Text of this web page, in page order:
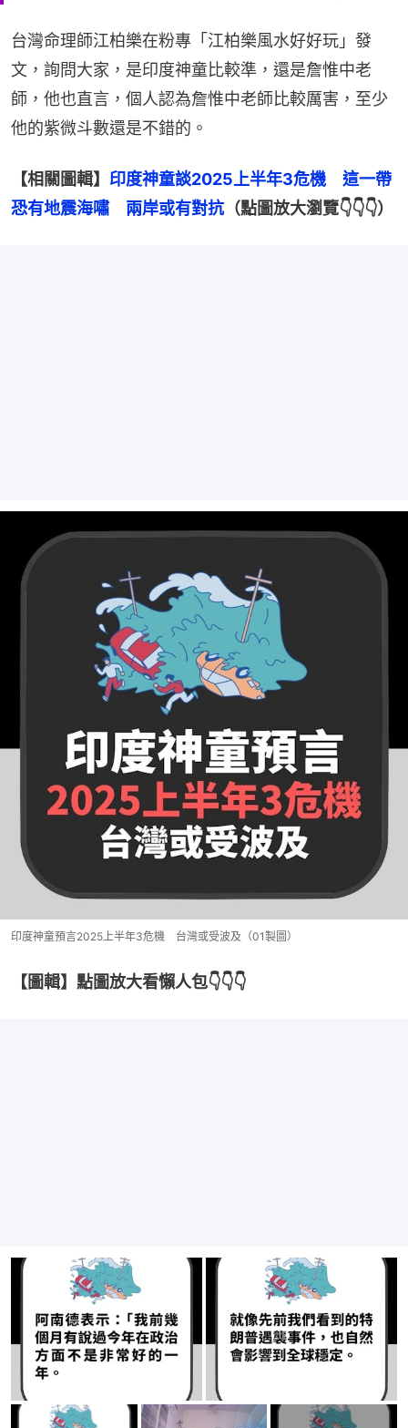
台灣命理師江柏樂在粉專「江柏樂風水好好玩」發
文，詢問大家，是印度神童比較準，還是詹惟中老
師，他也直言，個人認為詹惟中老師比較厲害，至少
他的紫微斗數還是不錯的。
【相關圖輯】 印度神童談2025上半年3危機　這一帶
恐有地震海嘯　兩岸或有對抗（點圖放大瀏覽👇👇👇）
印度神童預言2025上半年3危機 台灣或受波及（01製圖）
【圖輯】點圖放大看懶人包👇👇👇